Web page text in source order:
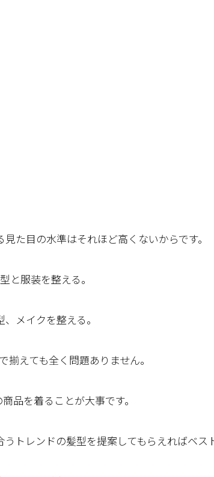
た目の水準はそれほど高くないからです。
と服装を整える。
メイクを整える。
えても全く問題ありません。
品を着ることが大事です。
トレンドの髪型を提案してもらえればベス